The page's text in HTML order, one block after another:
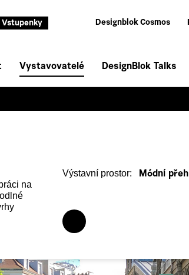
Vstupenky Designblok Cosmos
Vystavovatelé DesignBlok Talks
na
Výstavní prostor: Módní